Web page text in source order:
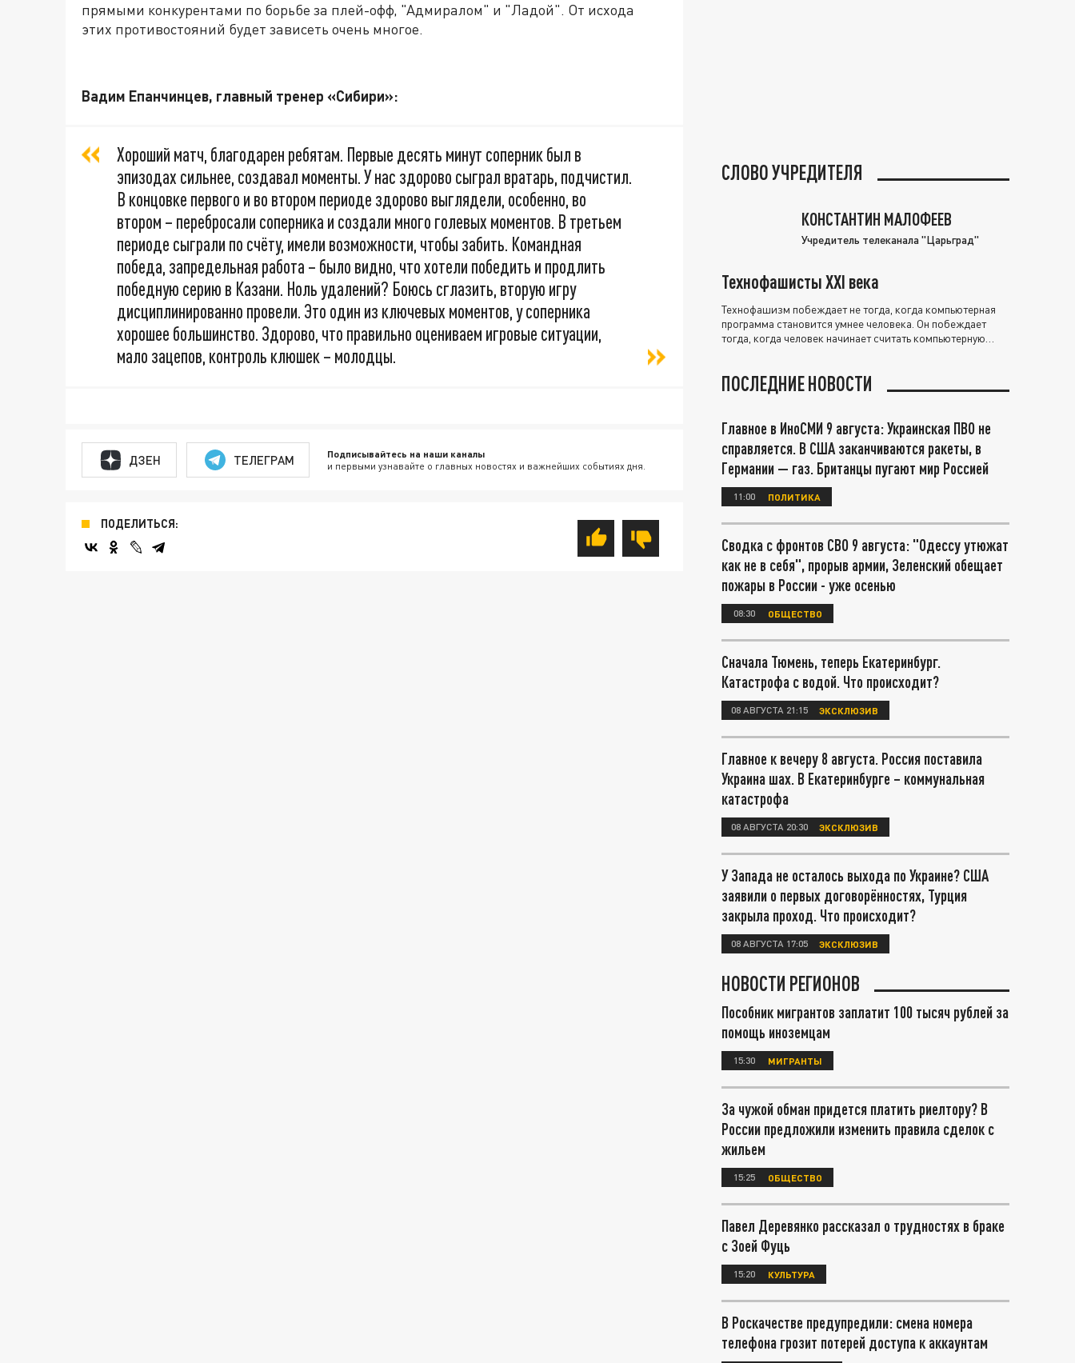
прямыми конкурентами по борьбе за плей-офф, "Адмиралом" и "Ладой". От исхода
этих противостояний будет зависеть очень многое.
Вадим Епанчинцев, главный тренер «Сибири»:
Хороший матч, благодарен ребятам. Первые десять минут соперник был в
эпизодах сильнее, создавал моменты. У нас здорово сыграл вратарь, подчистил.
В концовке первого и во втором периоде здорово выглядели, особенно, во
втором – перебросали соперника и создали много голевых моментов. В третьем
периоде сыграли по счёту, имели возможности, чтобы забить. Командная
победа, запредельная работа – было видно, что хотели победить и продлить
победную серию в Казани. Ноль удалений? Боюсь сглазить, вторую игру
дисциплинированно провели. Это один из ключевых моментов, у соперника
хорошее большинство. Здорово, что правильно оцениваем игровые ситуации,
мало зацепов, контроль клюшек – молодцы.
ДЗЕН ТЕЛЕГРАМ Подписывайтесь на наши каналы
и первыми узнавайте о главных новостях и важнейших событиях дня.
ПОДЕЛИТЬСЯ:
СЛОВО УЧРЕДИТЕЛЯ
КОНСТАНТИН МАЛОФЕЕВ
Учредитель телеканала "Царьград"
Технофашисты XXI века
Технофашизм побеждает не тогда, когда компьютерная
программа становится умнее человека. Он побеждает
тогда, когда человек начинает считать компьютерную
ПОСЛЕДНИЕ НОВОСТИ
Главное в ИноСМИ 9 августа: Украинская ПВО не
справляется. В США заканчиваются ракеты, в
Германии — газ. Британцы пугают мир Россией
11:00 ПОЛИТИКА
Сводка с фронтов СВО 9 августа: "Одессу утюжат
как не в себя", прорыв армии, Зеленский обещает
пожары в России - уже осенью
08:30 ОБЩЕСТВО
Сначала Тюмень, теперь Екатеринбург.
Катастрофа с водой. Что происходит?
08 АВГУСТА 21:15 ЭКСКЛЮЗИВ
Главное к вечеру 8 августа. Россия поставила
Украина шах. В Екатеринбурге – коммунальная
катастрофа
08 АВГУСТА 20:30 ЭКСКЛЮЗИВ
У Запада не осталось выхода по Украине? США
заявили о первых договорённостях, Турция
закрыла проход. Что происходит?
08 АВГУСТА 17:05 ЭКСКЛЮЗИВ
НОВОСТИ РЕГИОНОВ
Пособник мигрантов заплатит 100 тысяч рублей за
помощь иноземцам
15:30 МИГРАНТЫ
За чужой обман придется платить риелтору? В
России предложили изменить правила сделок с
жильем
15:25 ОБЩЕСТВО
Павел Деревянко рассказал о трудностях в браке
с Зоей Фуць
15:20 КУЛЬТУРА
В Роскачестве предупредили: смена номера
телефона грозит потерей доступа к аккаунтам